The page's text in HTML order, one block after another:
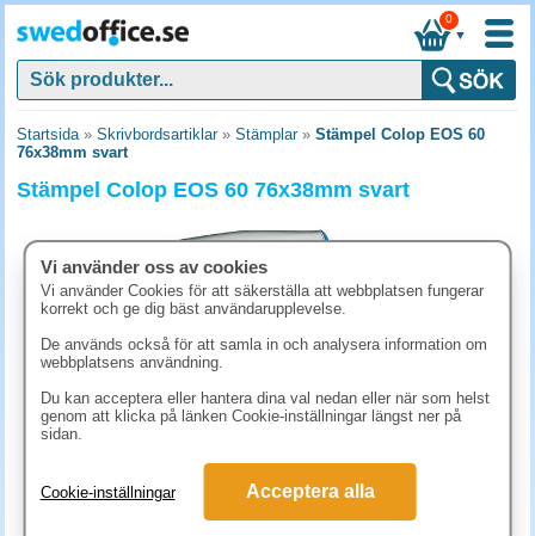
▼
0
Startsida» Skrivbordsartiklar» Stämplar» Stämpel Colop EOS 60
76x38mm svart
Stämpel Colop EOS 60 76x38mm svart
968.80 kr (inkl. moms)
Vi använder oss av cookies
Vi använder Cookies för att säkerställa att webbplatsen fungerar
korrekt och ge dig bäst användarupplevelse.
De används också för att samla in och analysera information om
webbplatsens användning.
Du kan acceptera eller hantera dina val nedan eller när som helst
genom att klicka på länken Cookie-inställningar längst ner på
sidan.
Cookie-inställningar Acceptera alla